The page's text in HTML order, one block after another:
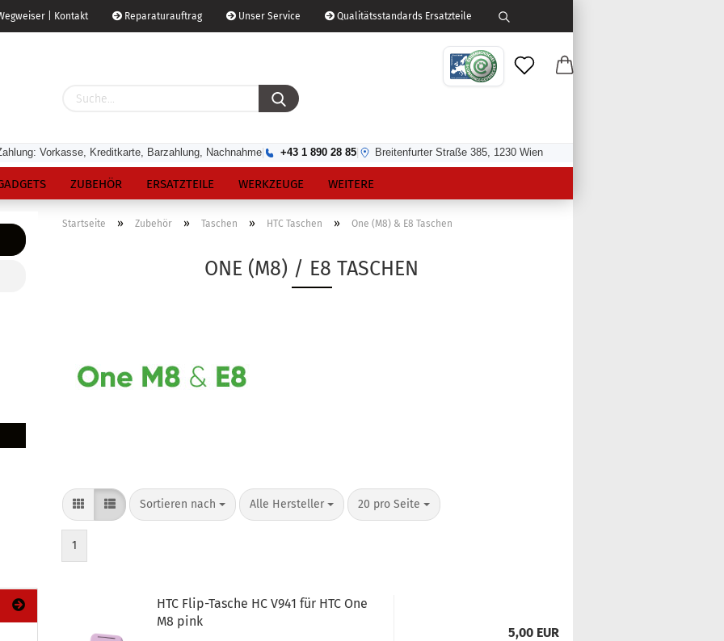
| Kontakt Reparaturauftrag Unser Service Qualitätsstandards Ersatzteile
Vorkasse, Kreditkarte, Barzahlung, Nachnahme +43 1 890 28 85 Breitenfurter Straße 385, 1230 Wien
ZUBEHÖR ERSATZTEILE WERKZEUGE WEITERE
Startseite » Zubehör » Taschen » HTC Taschen » One (M8) & E8 Taschen
ONE (M8) / E8 TASCHEN
Sortieren nach Alle Hersteller 20 pro Seite
1
HTC Flip-​Ta­sche HC V941 für HTC One
M8 pink
5,00 EUR